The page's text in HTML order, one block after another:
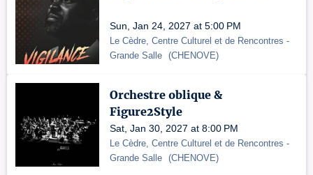
Sun, Jan 24, 2027 at 5:00 PM
Le Cèdre, Centre Culturel et de Rencontres -
Grande Salle (CHENOVE)
Orchestre oblique &
Figure2Style
Sat, Jan 30, 2027 at 8:00 PM
Le Cèdre, Centre Culturel et de Rencontres -
Grande Salle (CHENOVE)